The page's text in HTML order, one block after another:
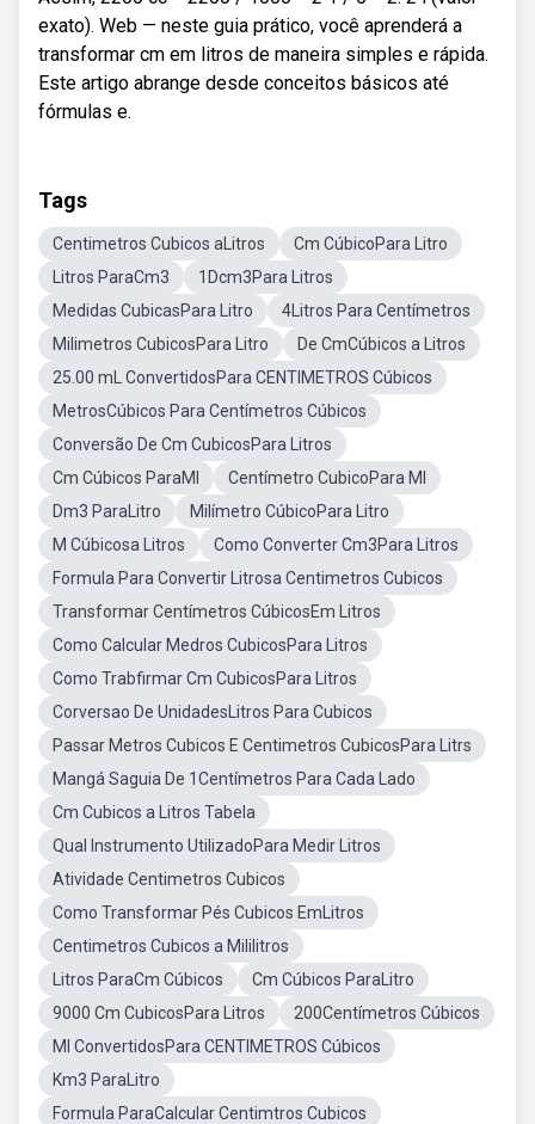
exato). Web — neste guia prático, você aprenderá a
transformar cm em litros de maneira simples e rápida.
Este artigo abrange desde conceitos básicos até
fórmulas e.
Tags
Centimetros Cubicos aLitros
Cm CúbicoPara Litro
Litros ParaCm3
1Dcm3Para Litros
Medidas CubicasPara Litro
4Litros Para Centímetros
Milimetros CubicosPara Litro
De CmCúbicos a Litros
25.00 mL ConvertidosPara CENTIMETROS Cúbicos
MetrosCúbicos Para Centímetros Cúbicos
Conversão De Cm CubicosPara Litros
Cm Cúbicos ParaMl
Centímetro CubicoPara Ml
Dm3 ParaLitro
Milímetro CúbicoPara Litro
M Cúbicosa Litros
Como Converter Cm3Para Litros
Formula Para Convertir Litrosa Centimetros Cubicos
Transformar Centímetros CúbicosEm Litros
Como Calcular Medros CubicosPara Litros
Como Trabfirmar Cm CubicosPara Litros
Corversao De UnidadesLitros Para Cubicos
Passar Metros Cubicos E Centimetros CubicosPara Litrs
Mangá Saguia De 1Centímetros Para Cada Lado
Cm Cubicos a Litros Tabela
Qual Instrumento UtilizadoPara Medir Litros
Atividade Centimetros Cubicos
Como Transformar Pés Cubicos EmLitros
Centimetros Cubicos a Mililitros
Litros ParaCm Cúbicos
Cm Cúbicos ParaLitro
9000 Cm CubicosPara Litros
200Centímetros Cúbicos
Ml ConvertidosPara CENTIMETROS Cúbicos
Km3 ParaLitro
Formula ParaCalcular Centimtros Cubicos